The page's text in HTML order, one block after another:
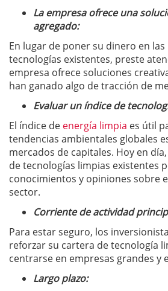
La empresa ofrece una
agregado:
En lugar de poner su dinero en
tecnologías existentes, preste
empresa ofrece soluciones
han ganado algo de tracción de
Evaluar un índice de
El índice de energía limpia es útil
tendencias ambientales globales
mercados de capitales. Hoy en
de tecnologías limpias existentes
conocimientos y opiniones sobre
sector.
Corriente de actividad
Para estar seguro, los
reforzar su cartera de tecnología
centrarse en empresas grandes y
Largo plazo: